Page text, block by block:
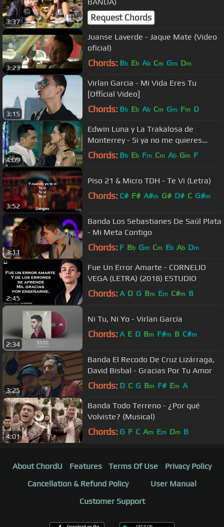
3:37 Request Chords
3:23
Juanse Laverde - Jaque Mate (Video
oficial)
Chords: Bb Eb Ab Cm Gm Dm
3:15
Virlan Garcia - Mi Vida Eres Tu
[Official Video]
Chords: Bb Eb Ab Cm Gm Fm D
4:09
Edwin Luna y La Trakalosa de
Monterrey - Si ya no me quieres
(Video Oficial)
Chords: Bb Eb Fm Cm Ab Gm F
3:52
Piso 21 & Micro TDH - Te Vi (Letra)
Chords: C# F# A#m G# D# C G#m
3:11
Banda Los Sebastianes De Saúl Plata
- Mi Meta Contigo
Chords: F Bb Gm Cm Eb Ab Dm
2:45
Fue Un Error Amarte - CORNELIO
VEGA (LETRA) (2018) ESTUDIO
Chords: A D G Bm Em C#m B
2:34
Ni Tu, Ni Yo - Virlan Garcia
Chords: A E D Bm F#m B C#m
3:25
Banda El Recodo De Cruz Lizárraga,
David Bisbal - Gracias Por Tu Amor
Chords: D C G Bm F# Em A
4:01
Banda Todo Terreno - ¿Por qué
Volviste? (Musical)
Chords: G F C Am Em Dm B
About ChordU Features Terms Of Use
Privacy Policy
Cancellation & Refund Policy
User Manual
Customer Support